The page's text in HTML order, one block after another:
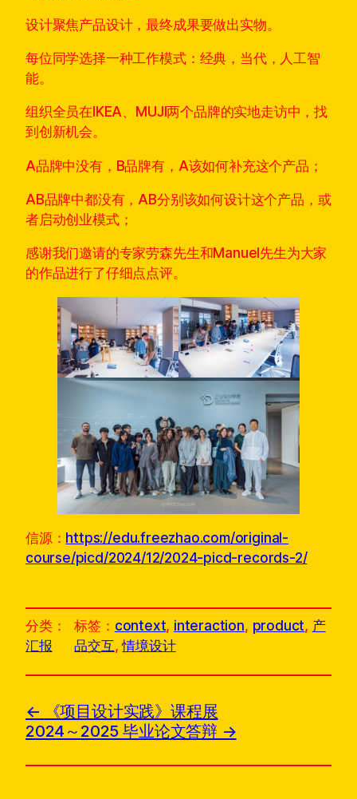
设计聚焦产品设计，最终成果要做出实物。
每位同学选择一种工作模式：经典，当代，人工智
能。
组织全员在IKEA、MUJI两个品牌的实地走访中，找
到创新机会。
A品牌中没有，B品牌有，A该如何补充这个产品；
AB品牌中都没有，AB分别该如何设计这个产品，或
者启动创业模式；
感谢我们邀请的专家劳森先生和Manuel先生为大家
的作品进行了仔细点点评。
信源： https://edu.freezhao.com/original-
course/picd/2024/12/2024-picd-records-2/
分类：
汇报
标签： context, interaction, product, 产
品交互, 情境设计
《项目设计实践》课程展
2024～2025 毕业论文答辩